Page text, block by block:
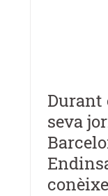
Durant
seva